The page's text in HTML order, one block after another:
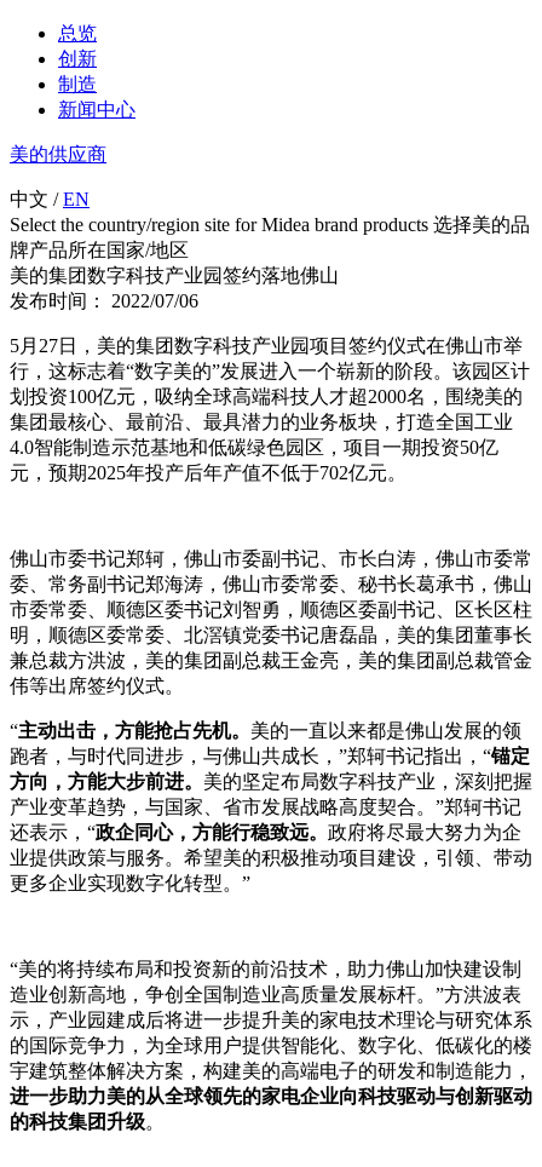
总览
创新
制造
新闻中心
美的供应商
中文 / EN
Select the country/region site for Midea brand products 选择美的品
牌产品所在国家/地区
美的集团数字科技产业园签约落地佛山
发布时间： 2022/07/06
5月27日，美的集团数字科技产业园项目签约仪式在佛山市举
行，这标志着“数字美的”发展进入一个崭新的阶段。该园区计
划投资100亿元，吸纳全球高端科技人才超2000名，围绕美的
集团最核心、最前沿、最具潜力的业务板块，打造全国工业
4.0智能制造示范基地和低碳绿色园区，项目一期投资50亿
元，预期2025年投产后年产值不低于702亿元。
佛山市委书记郑轲，佛山市委副书记、市长白涛，佛山市委常
委、常务副书记郑海涛，佛山市委常委、秘书长葛承书，佛山
市委常委、顺德区委书记刘智勇，顺德区委副书记、区长区柱
明，顺德区委常委、北滘镇党委书记唐磊晶，美的集团董事长
兼总裁方洪波，美的集团副总裁王金亮，美的集团副总裁管金
伟等出席签约仪式。
“主动出击，方能抢占先机。 美的一直以来都是佛山发展的领
跑者，与时代同进步，与佛山共成长，”郑轲书记指出，“锚定
方向，方能大步前进。 美的坚定布局数字科技产业，深刻把握
产业变革趋势，与国家、省市发展战略高度契合。”郑轲书记
还表示，“政企同心，方能行稳致远。 政府将尽最大努力为企
业提供政策与服务。希望美的积极推动项目建设，引领、带动
更多企业实现数字化转型。”
“美的将持续布局和投资新的前沿技术，助力佛山加快建设制
造业创新高地，争创全国制造业高质量发展标杆。”方洪波表
示，产业园建成后将进一步提升美的家电技术理论与研究体系
的国际竞争力，为全球用户提供智能化、数字化、低碳化的楼
宇建筑整体解决方案，构建美的高端电子的研发和制造能力，
进一步助力美的从全球领先的家电企业向科技驱动与创新驱动
的科技集团升级。